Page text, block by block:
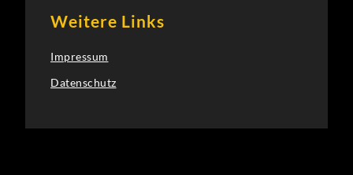
Weitere Links
Impressum
Datenschutz